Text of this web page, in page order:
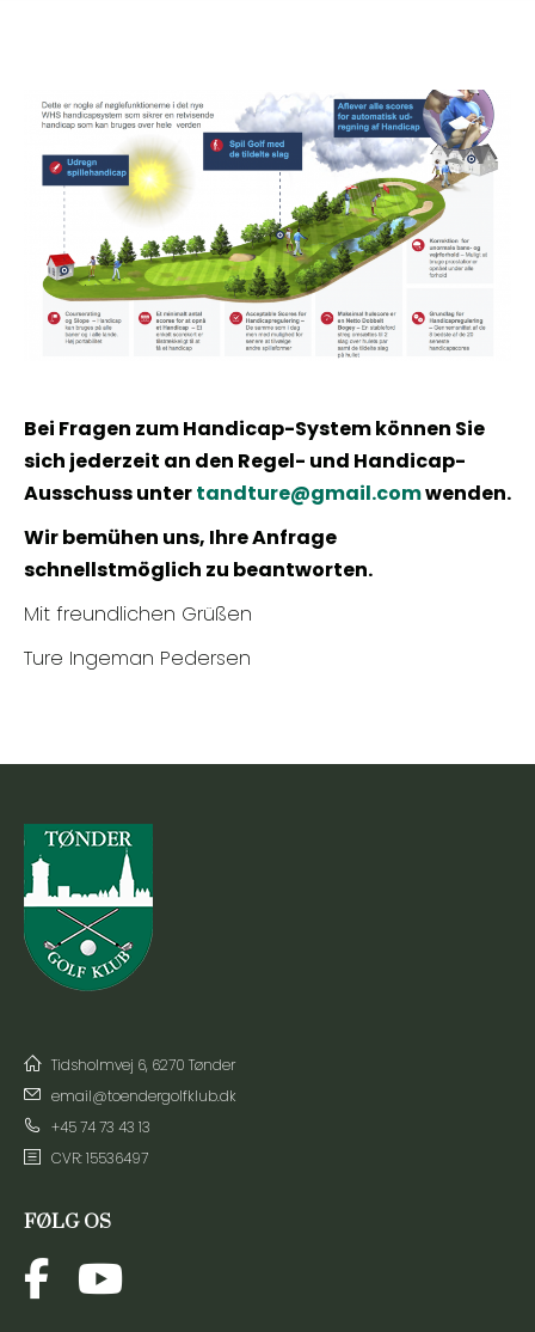
Bei Fragen zum Handicap-System können Sie
sich jederzeit an den Regel- und Handicap-
Ausschuss untertandture@gmail.comwenden.
Wir bemühen uns, Ihre Anfrage
schnellstmöglich zu beantworten.
Mit freundlichen Grüßen
Ture Ingeman Pedersen
Tidsholmvej 6, 6270 Tønder
email@toendergolfklub.dk
+45 74 73 43 13
CVR: 15536497
FØLG OS